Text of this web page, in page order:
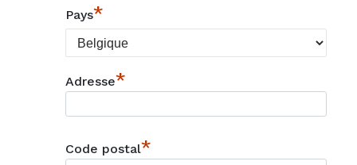
Pays*
Adresse*
Code postal*